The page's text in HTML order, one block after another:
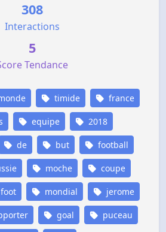
308
Interactions
5
Tendance
timide france
equipe 2018
de but football
moche coupe
foot mondial jerome
goal puceau